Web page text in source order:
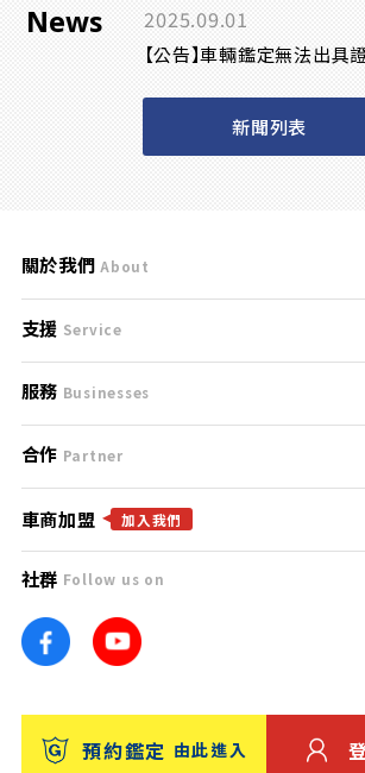
News 2025.09.01
【公告】車輛鑑定無法出具
新聞列表
關於我們 About
刊登規範
服務條款
免責聲明
隱私權政策
團隊
車訊網
台灣優良中古車商大獎
支援 Service
支援中心
聯絡我們
服務 Businesses
什麼是Goo鑑定？
找好車
找好店
找海外車
消費者評價
合作 Partner
合作夥伴
廣告合作
車商加盟 加入我們
社群 Follow us on
預約鑑定 由此進入